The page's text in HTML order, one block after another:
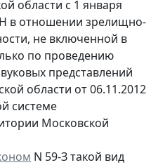
области с 1 января
в отношении зрелищно-
не включенной в
по проведению
представлений
области от 06.11.2012
системе
Московской
N 59-З такой вид